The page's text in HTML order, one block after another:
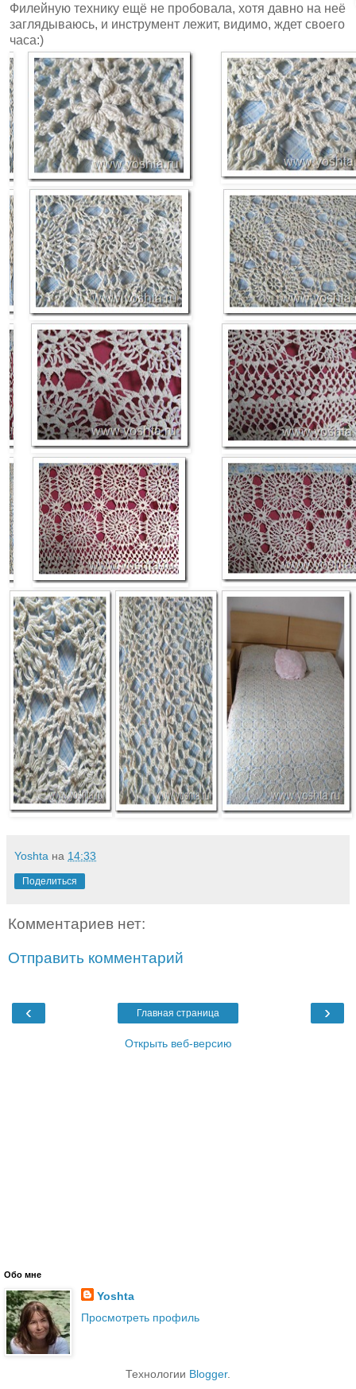
Филейную технику ещё не пробовала, хотя давно на неё
заглядываюсь, и инструмент лежит, видимо, ждет своего
часа:)
Yoshta на 14:33
Поделиться
Комментариев нет:
Отправить комментарий
‹ ›
Главная страница
Открыть веб-версию
Обо мне
Yoshta
Просмотреть профиль
Технологии Blogger.